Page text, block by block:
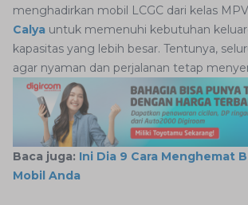
menghadirkan mobil LCGC dari kelas
Calya untuk memenuhi kebutuhan
kapasitas yang lebih besar. Tentunya,
agar nyaman dan perjalanan tetap
Baca juga: Ini Dia 9 Cara Menghemat
Mobil Anda